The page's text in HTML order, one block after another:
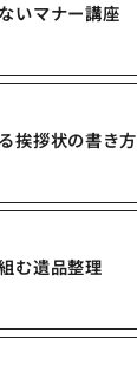
いマナー講座
挨拶状の書き方
む遺品整理